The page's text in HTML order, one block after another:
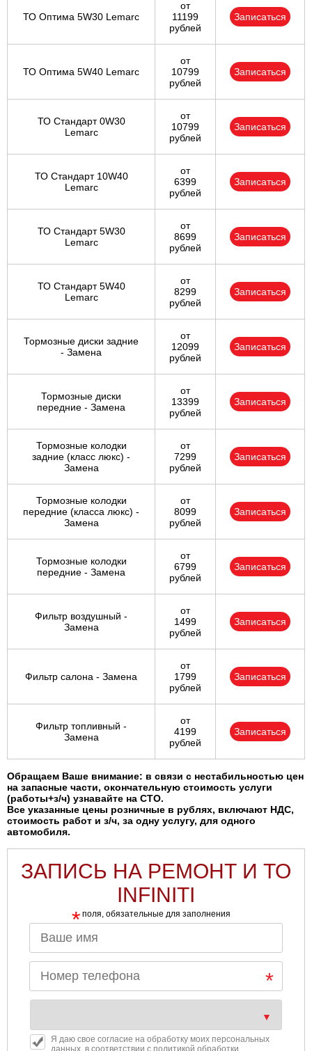
ТО Оптима 5W30 Lemarc
от
11199
рублей
Записаться
ТО Оптима 5W40 Lemarc
от
10799
рублей
Записаться
ТО Стандарт 0W30
Lemarc
от
10799
рублей
Записаться
ТО Стандарт 10W40
Lemarc
от
6399
рублей
Записаться
ТО Стандарт 5W30
Lemarc
от
8699
рублей
Записаться
ТО Стандарт 5W40
Lemarc
от
8299
рублей
Записаться
Тормозные диски задние
- Замена
от
12099
рублей
Записаться
Тормозные диски
передние - Замена
от
13399
рублей
Записаться
Тормозные колодки
задние (класс люкс) -
Замена
от
7299
рублей
Записаться
Тормозные колодки
передние (класса люкс) -
Замена
от
8099
рублей
Записаться
Тормозные колодки
передние - Замена
от
6799
рублей
Записаться
Фильтр воздушный -
Замена
от
1499
рублей
Записаться
Фильтр салона - Замена
от
1799
рублей
Записаться
Фильтр топливный -
Замена
от
4199
рублей
Записаться
Обращаем Ваше внимание: в связи с нестабильностью цен
на запасные части, окончательную стоимость услуги
(работы+з/ч) узнавайте на СТО.
Все указанные цены розничные в рублях, включают НДС,
стоимость работ и з/ч, за одну услугу, для одного
автомобиля.
ЗАПИСЬ НА РЕМОНТ И ТО
INFINITI
* поля, обязательные для заполнения
Я даю свое согласие на обработку моих персональных
данных, в соответствии с политикой обработки